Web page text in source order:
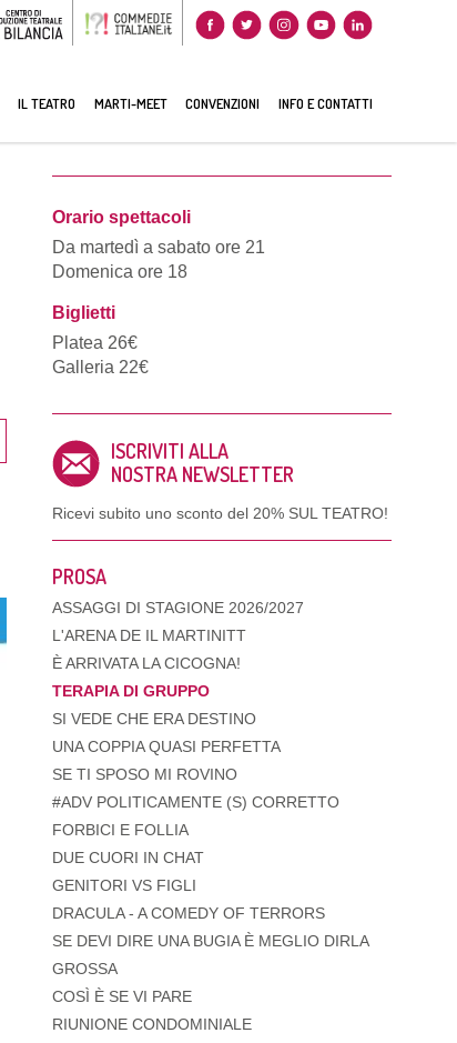
IL TEATRO MARTI-MEET CONVENZIONI INFO E CONTATTI
Orario spettacoli
Da martedì a sabato ore 21
Domenica ore 18
Biglietti
Platea 26€
Galleria 22€
ISCRIVITI ALLA
NOSTRA NEWSLETTER
Ricevi subito uno sconto del 20% SUL TEATRO!
PROSA
ASSAGGI DI STAGIONE 2026/2027
L'ARENA DE IL MARTINITT
È ARRIVATA LA CICOGNA!
TERAPIA DI GRUPPO
SI VEDE CHE ERA DESTINO
UNA COPPIA QUASI PERFETTA
SE TI SPOSO MI ROVINO
#ADV POLITICAMENTE (S) CORRETTO
FORBICI E FOLLIA
DUE CUORI IN CHAT
GENITORI VS FIGLI
DRACULA - A COMEDY OF TERRORS
SE DEVI DIRE UNA BUGIA È MEGLIO DIRLA
GROSSA
COSÌ È SE VI PARE
RIUNIONE CONDOMINIALE